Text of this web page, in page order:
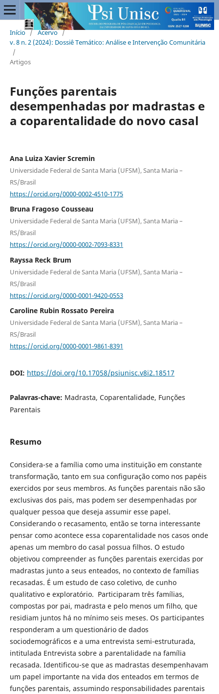
Início / Acervo /
v. 8 n. 2 (2024): Dossiê Temático: Análise e Intervenção Comunitária
/
Artigos
Funções parentais
desempenhadas por madrastas e
a coparentalidade do novo casal
Ana Luiza Xavier Scremin
Universidade Federal de Santa Maria (UFSM), Santa Maria –
RS/Brasil
https://orcid.org/0000-0002-4510-1775
Bruna Fragoso Cousseau
Universidade Federal de Santa Maria (UFSM), Santa Maria –
RS/Brasil
https://orcid.org/0000-0002-7093-8331
Rayssa Reck Brum
Universidade Federal de Santa Maria (UFSM), Santa Maria –
RS/Brasil
https://orcid.org/0000-0001-9420-0553
Caroline Rubin Rossato Pereira
Universidade Federal de Santa Maria (UFSM), Santa Maria –
RS/Brasil
https://orcid.org/0000-0001-9861-8391
DOI: https://doi.org/10.17058/psiunisc.v8i2.18517
Palavras-chave: Madrasta, Coparentalidade, Funções
Parentais
Resumo
Considera-se a família como uma instituição em constante
transformação, tanto em sua configuração como nos papéis
exercidos por seus membros. As funções parentais não são
exclusivas dos pais, mas podem ser desempenhadas por
qualquer pessoa que deseja assumir esse papel.
Considerando o recasamento, então se torna interessante
pensar como acontece essa coparentalidade nos casos onde
apenas um membro do casal possua filhos. O estudo
objetivou compreender as funções parentais exercidas por
madrastas junto a seus enteados, no contexto de famílias
recasadas. É um estudo de caso coletivo, de cunho
qualitativo e exploratório. Participaram três famílias,
compostas por pai, madrasta e pelo menos um filho, que
residiam juntos há no mínimo seis meses. Os participantes
responderam a um questionário de dados
sociodemográficos e a uma entrevista semi-estruturada,
intitulada Entrevista sobre a parentalidade na família
recasada. Identificou-se que as madrastas desempenhavam
um papel importante na vida dos enteados em termos de
funções parentais, assumindo responsabilidades parentais